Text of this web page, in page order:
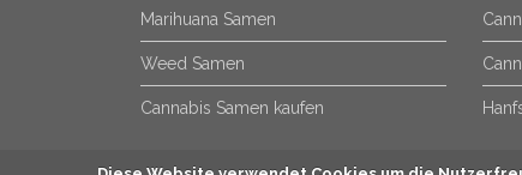
Marihuana Samen
Weed Samen
Cannabis Samen kaufen